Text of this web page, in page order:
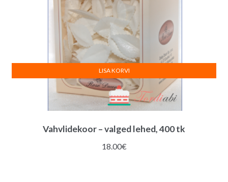
Vahvlidekoor – valged lehed, 400 tk
18.00€
LISA KORVI